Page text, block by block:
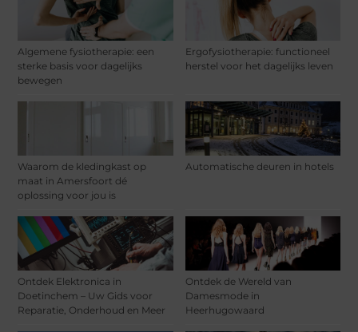
Algemene fysiotherapie: een
sterke basis voor dagelijks
bewegen
Ergofysiotherapie: functioneel
herstel voor het dagelijks leven
Waarom de kledingkast op
maat in Amersfoort dé
oplossing voor jou is
Automatische deuren in hotels
Ontdek Elektronica in
Doetinchem – Uw Gids voor
Reparatie, Onderhoud en Meer
Ontdek de Wereld van
Damesmode in
Heerhugowaard